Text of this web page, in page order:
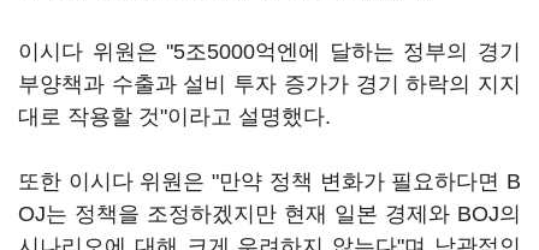
이시다 위원은 "5조5000억엔에 달하는 정부의 경기
부양책과 수출과 설비 투자 증가가 경기 하락의 지지
대로 작용할 것"이라고 설명했다.
또한 이시다 위원은 "만약 정책 변화가 필요하다면 B
OJ는 정책을 조정하겠지만 현재 일본 경제와 BOJ의